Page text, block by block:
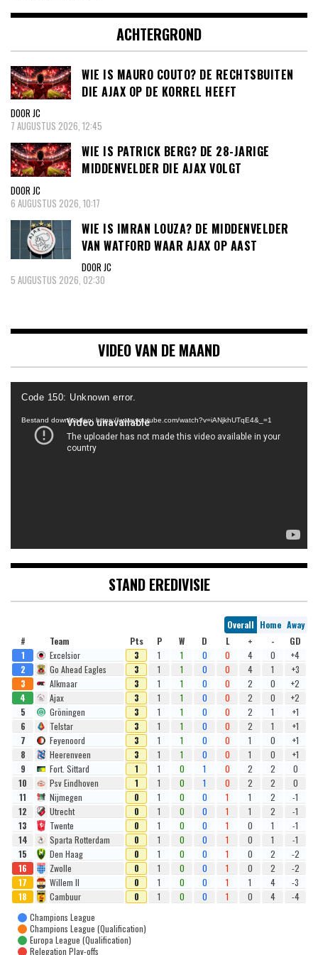
ACHTERGROND
WIE IS MAURO COUTO? DE RECHTSBUITEN
DIE AJAX OP DE KORREL HEEFT
DOOR JC
7 AUGUSTUS 2026, 12:45
WIE IS PATRICK BERG? DE 28-JARIGE
MIDDENVELDER DIE AJAX VOLGT
DOOR JC
6 AUGUSTUS 2026, 10:17
WIE IS IMRAN LOUZA? DE MIDDENVELDER
VAN WATFORD WAAR AJAX OP AAST
DOOR JC
5 AUGUSTUS 2026, 02:30
VIDEO VAN DE MAAND
Videospeler
Code 150: Unknown error.
Bestand downloaden: https://www.youtube.com/watch?v=iANjkhUTqE4&_=1
STAND EREDIVISIE
Overall Home Away
#
Team Pts P W D L + -
GD
1
Excelsior 3 1 1 0 0 4 0
+4
2
Go Ahead Eagles 3 1 1 0 0 4 1
+3
3
Alkmaar 3 1 1 0 0 2 0
+2
4
Ajax 3 1 1 0 0 2 0
+2
5
Gröningen 3 1 1 0 0 2 1
+1
6
Telstar 3 1 1 0 0 2 1
+1
7
Feyenoord 3 1 1 0 0 1 0
+1
8
Heerenveen 3 1 1 0 0 1 0
+1
9
Fort. Sittard 1 1 0 1 0 2 2
0
10
Psv Eindhoven 1 1 0 1 0 2 2
0
11
Nijmegen 0 1 0 0 1 1 2
-1
12
Utrecht 0 1 0 0 1 1 2
-1
13
Twente 0 1 0 0 1 0 1
-1
14
Sparta Rotterdam 0 1 0 0 1 0 1
-1
15
Den Haag 0 1 0 0 1 0 2
-2
16
Zwolle 0 1 0 0 1 0 2
-2
17
Willem II 0 1 0 0 1 1 4
-3
18
Cambuur 0 1 0 0 1 0 4
-4
Champions League
Champions League (Qualification)
Europa League (Qualification)
Relegation Play-offs